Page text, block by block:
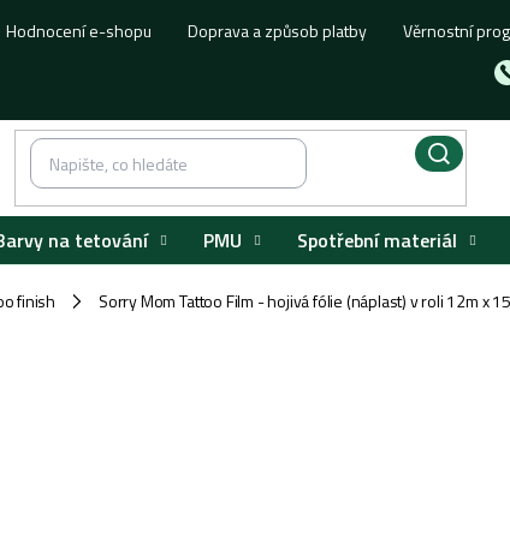
Hodnocení e-shopu Doprava a způsob platby Věrnostní
na tetování PMU Spotřební materiál
finish / Sorry Mom Tattoo Film - hojivá fólie (náplast) v roli 12m x